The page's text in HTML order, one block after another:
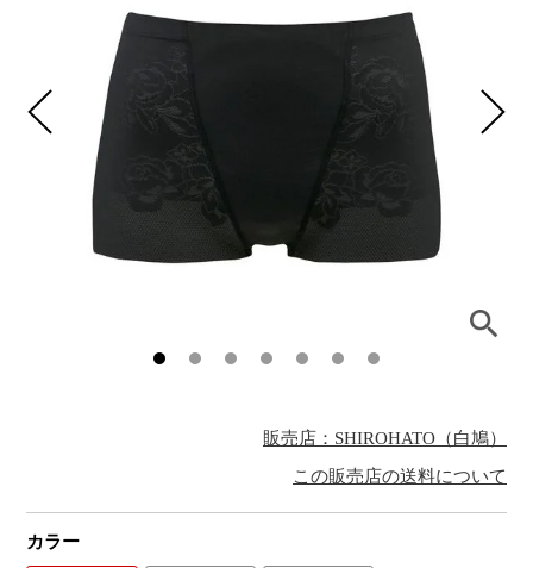
販売店：SHIROHATO（白鳩）
この販売店の送料について
カラー